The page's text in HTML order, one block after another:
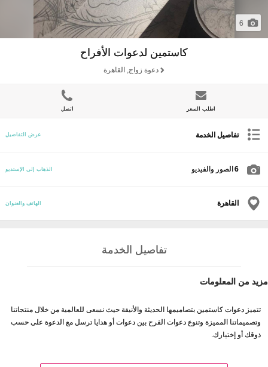
6
كاستمين لدعوات الأفراح
دعوة زواج, القاهرة
اطلب السعر اتصل
تفاصيل الخدمة عرض التفاصيل
6 الصور والفيديو الذهاب إلى الإستديو
القاهرة الهاتف والعنوان
تفاصيل الخدمة
مزيد من المعلومات
تتميز دعوات كاستمين بتصاميمها الحديثة والأنيقة حيث نسعى للعالمية من خلال منتجاتنا
وتصميماتنا المميزة وتنوع دعوات الفرح بين دعوات أو هدايا ترسل مع الدعوة على حسب
ذوقك أو إختيارك.